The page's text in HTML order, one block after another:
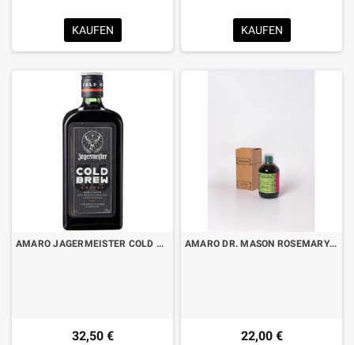
KAUFEN KAUFEN
AMARO JAGERMEISTER COLD BREW LT.1
32,50 €
AMARO DR. MASON ROSEMARY „DER EINZIGE OHNE REZEPT“ CL.50 MIT KOFFER
22,00 €